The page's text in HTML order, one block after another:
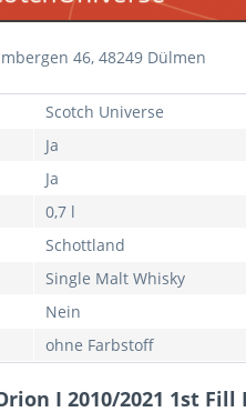
46, 48249 Dülmen
Scotch Universe
Ja
Ja
0,7 l
Schottland
Single Malt Whisky
Nein
ohne Farbstoff
I 2010/2021 1st